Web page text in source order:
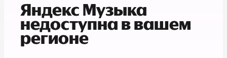
Яндекс Музыка
недоступна в вашем
регионе